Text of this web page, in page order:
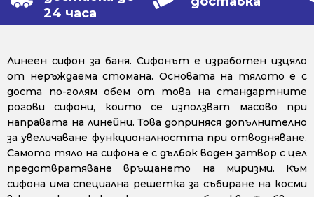
24 часа
Линеен сифон за баня. Сифонът е изработен изцяло
от неръждаема стомана. Основата на тялото е с
доста по-голям обем от това на стандартните
рогови сифони, които се използват масово при
направата на линейни. Това доприняся допълнително
за увеличаване функционалността при отводняване.
Самото тяло на сифона е с дълбок воден затвор с цел
предотвратяване връщането на миризми. Към
сифона има специална решетка за събиране на косми